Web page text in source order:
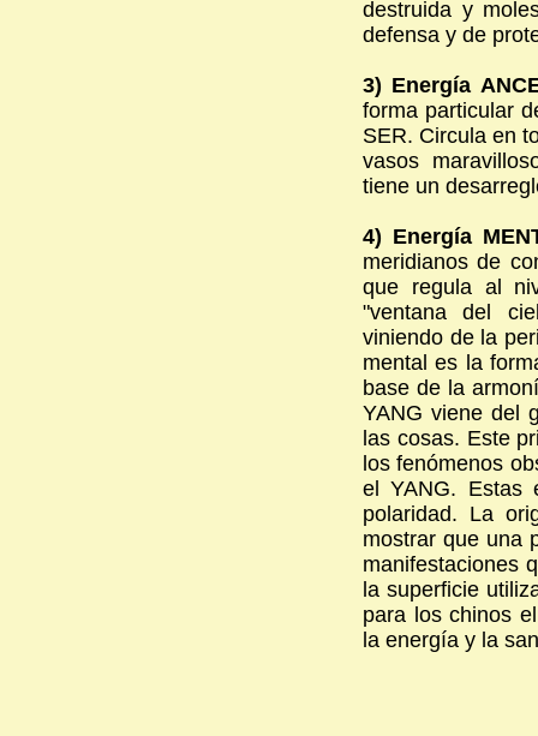
destruida y
defensa y de
3) Energía
forma particular
SER. Circula en
vasos
tiene un
4) Energía
meridianos de
que regula al
"ventana del
viniendo de la
mental es la
base de la
YANG viene del
las cosas. Este
los fenómenos
el YANG. Estas
polaridad. La
mostrar que una
manifestaciones
la superficie
para los chinos
la energía y la